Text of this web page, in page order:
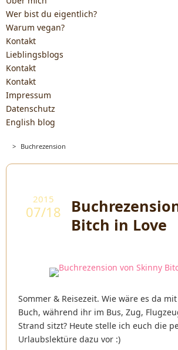
Wer bist du eigentlich?
Warum vegan?
Kontakt
Lieblingsblogs
Kontakt
Kontakt
Impressum
Datenschutz
English blog
> Buchrezension
2015
07/18
Bitch in Love
Sommer & Reisezeit. Wie wäre es da
Buch, während ihr im Bus, Zug,
Strand sitzt? Heute stelle ich euch die
Urlaubslektüre dazu vor :)